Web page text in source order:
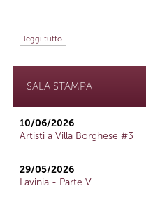
leggi tutto
SALA STAMPA
10/06/2026
Artisti a Villa Borghese #3
29/05/2026
Lavinia - Parte V